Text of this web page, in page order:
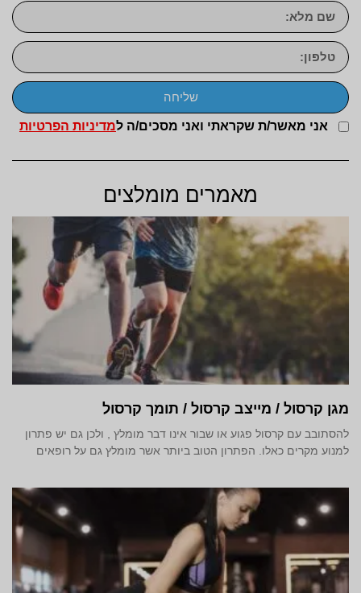
אני מאשר/ת שקראתי ואני מסכים/ה למדיניות הפרטיות
שליחה
מאמרים מומלצים
מגן קרסול / מייצב קרסול / תומך קרסול
להסתובב עם קרסול פגוע או שבור אינו דבר מומלץ , ולכן גם יש פתרון
למנוע מקרים כאלו. הפתרון הטוב ביותר אשר מומלץ גם על רופאים